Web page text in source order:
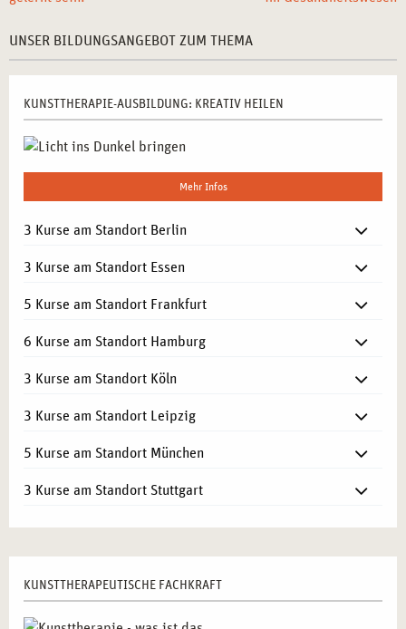
UNSER BILDUNGSANGEBOT ZUM THEMA
KUNSTTHERAPIE-AUSBILDUNG: KREATIV HEILEN
Mehr Infos
3 Kurse am Standort Berlin
3 Kurse am Standort Essen
5 Kurse am Standort Frankfurt
6 Kurse am Standort Hamburg
3 Kurse am Standort Köln
3 Kurse am Standort Leipzig
5 Kurse am Standort München
3 Kurse am Standort Stuttgart
KUNSTTHERAPEUTISCHE FACHKRAFT